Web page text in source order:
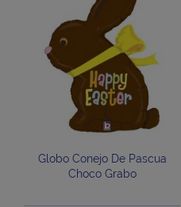
Globo Conejo De Pascua
Choco Grabo